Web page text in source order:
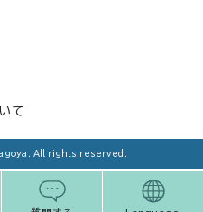
て
All rights reserved.